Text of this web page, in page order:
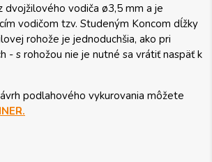
dvojžilového vodiča ø3,5 mm a je
vodičom tzv. Studeným Koncom dĺžky
rohože je jednoduchšia, ako pri
- s rohožou nie je nutné sa vrátiť naspäť k
podlahového vykurovania môžete